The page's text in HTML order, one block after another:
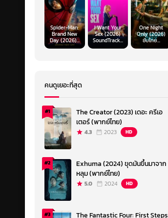
Spider-Man:
Brand New
Day (2026)...
I Want Your
Sex (2026)
SoundTrack...
One Night
Only (2026)
ซับไทย...
คนดูเยอะที่สุด
#1
The Creator (2023) เดอะ ครีเอ
เตอร์ (พากย์ไทย)
4.3 2023 HD
#2
Exhuma (2024) ขุดมันขึ้นมาจาก
หลุม (พากย์ไทย)
5.0 2024 HD
#3
The Fantastic Four: First Steps